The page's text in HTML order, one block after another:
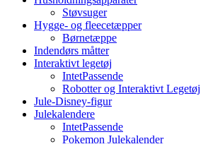
Støvsuger
Hygge- og fleecetæpper
Børnetæppe
Indendørs måtter
Interaktivt legetøj
IntetPassende
Robotter og Interaktivt Legetøj
Jule-Disney-figur
Julekalendere
IntetPassende
Pokemon Julekalender